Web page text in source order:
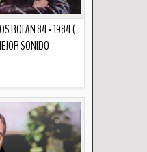
ROLAN 84 - 1984 (
SONIDO